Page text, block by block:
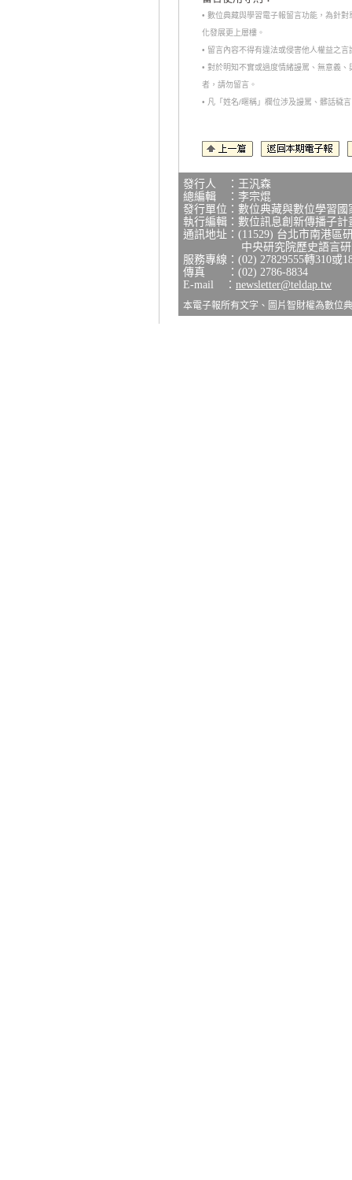
• 數位典藏與學習電子報留言功能，為針
化發展更上層樓。
• 留言內容不得有違法或侵害他人權益之
• 對於明知不實或過度情緒謾罵、無意義
者，請勿留言。
• 凡「姓名/暱稱」欄位涉及謾罵、髒話穢
發行人 ：王汎森
總編輯 ：李宗焜
發行單位：數位典藏與數位學習
執行編輯：數位訊息創新傳播子計
通訊地址：(11529) 台北市南港區
中央研究院歷史語言研究
服務專線：(02) 27829555轉310或
傳真 ：(02) 2786-8834
E-mail ： newsletter@teldap.tw
本電子報所有文字、圖片智財權為數位